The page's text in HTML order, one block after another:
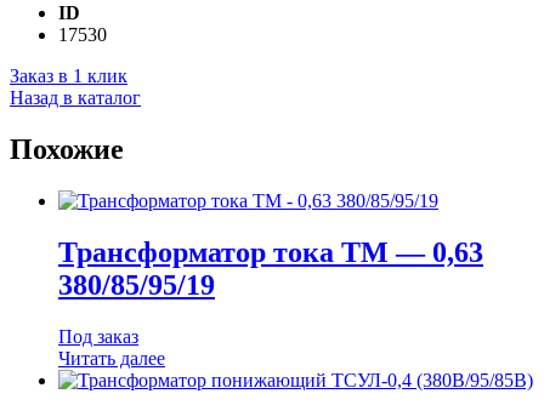
ID
17530
Заказ в 1 клик
Назад в каталог
Похожие
Трансформатор тока ТМ — 0,63
380/85/95/19
Под заказ
Читать далее